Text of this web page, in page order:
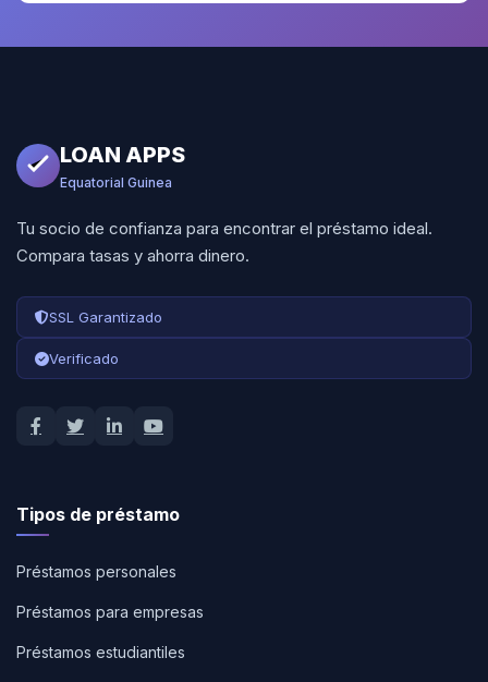
LOAN APPS
Equatorial Guinea
Tu socio de confianza para encontrar el préstamo ideal.
Compara tasas y ahorra dinero.
SSL Garantizado
Verificado
Tipos de préstamo
Préstamos personales
Préstamos para empresas
Préstamos estudiantiles